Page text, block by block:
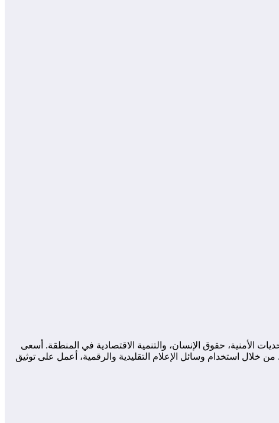
الأمنية، حقوق الإنسان، والتنمية الاقتصادية في المنطقة. أسعى
استخدام وسائل الإعلام التقليدية والرقمية، أعمل على توثيق